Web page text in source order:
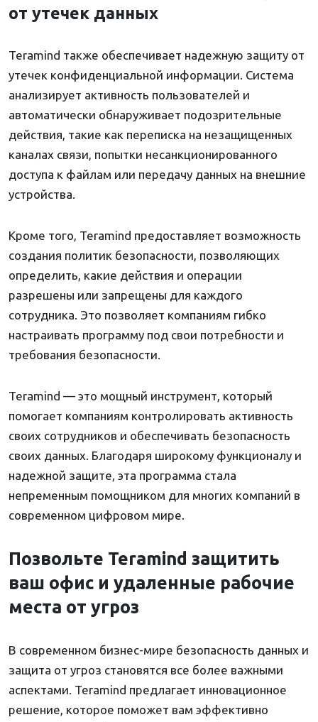
от утечек данных
Teramind также обеспечивает надежную защиту от
утечек конфиденциальной информации. Система
анализирует активность пользователей и
автоматически обнаруживает подозрительные
действия, такие как переписка на незащищенных
каналах связи, попытки несанкционированного
доступа к файлам или передачу данных на внешние
устройства.
Кроме того, Teramind предоставляет возможность
создания политик безопасности, позволяющих
определить, какие действия и операции
разрешены или запрещены для каждого
сотрудника. Это позволяет компаниям гибко
настраивать программу под свои потребности и
требования безопасности.
Teramind — это мощный инструмент, который
помогает компаниям контролировать активность
своих сотрудников и обеспечивать безопасность
своих данных. Благодаря широкому функционалу и
надежной защите, эта программа стала
непременным помощником для многих компаний в
современном цифровом мире.
Позвольте Teramind защитить
ваш офис и удаленные рабочие
места от угроз
В современном бизнес-мире безопасность данных и
защита от угроз становятся все более важными
аспектами. Teramind предлагает инновационное
решение, которое поможет вам эффективно